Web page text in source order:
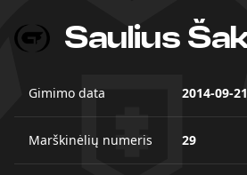
Čempionatai
Kontaktai
Saulius
Gimimo data 2014-09-21
Marškinėlių numeris 29